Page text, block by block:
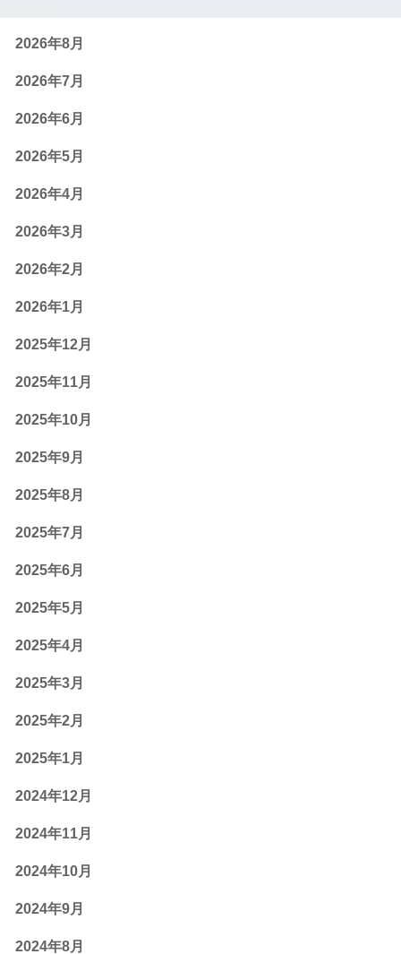
2026年8月
2026年7月
2026年6月
2026年5月
2026年4月
2026年3月
2026年2月
2026年1月
2025年12月
2025年11月
2025年10月
2025年9月
2025年8月
2025年7月
2025年6月
2025年5月
2025年4月
2025年3月
2025年2月
2025年1月
2024年12月
2024年11月
2024年10月
2024年9月
2024年8月